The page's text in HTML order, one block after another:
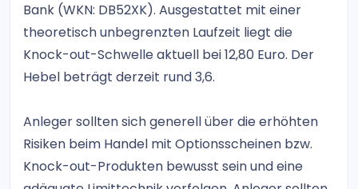
Bank (WKN: DB52XK). Ausgestattet mit einer
theoretisch unbegrenzten Laufzeit liegt die
Knock-out-Schwelle aktuell bei 12,80 Euro. Der
Hebel beträgt derzeit rund 3,6.
Anleger sollten sich generell über die erhöhten
Risiken beim Handel mit Optionsscheinen bzw.
Knock-out-Produkten bewusst sein und eine